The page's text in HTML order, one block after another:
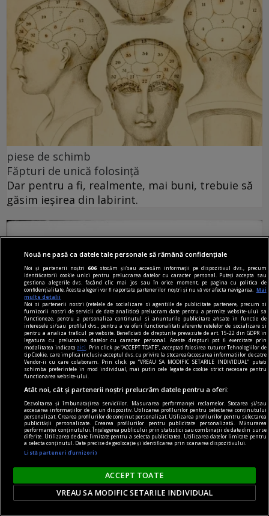
piese de schimb
Făpturi de unică folosință
Dar pentru a fi, realmente, mai buni, trebuie să
găsim ieșirea din labirint.
piese de schimb
Poema centralei
Am găsit-o aici, montată de fostul proprietar, și
va împlini în curînd 22 de ani.
Ana Maria SANDU
Nouă ne pasă ca datele tale personale să rămână confidențiale
Noi și partenerii noștri606 stocăm și/sau accesăm informații pe dispozitivul dvs., precum
identificatorii cookie unici pentru prelucrarea datelor cu caracter personal. Puteți accepta sau
gestiona alegerile dvs. făcând clic mai jos sau în orice moment, pe pagina cu politica de
confidențialitate. Aceste alegeri vor fi raportate partenerilor noștri și nu vă vor afecta navigarea.
Mai
multe detalii
Noi si partenerii nostri (retelele de socializare si agentiile de publicitate partenere, precum si
furnizorii nostri de servicii de date analitice) prelucram date pentru a permite website-ului sa
functioneze, pentru a personaliza continutul si anunturile publicitare afisate in functie de
interesele si/sau profilul dvs., pentru a va oferi functionalitati aferente retelelor de socializare si
pentru a analiza traficul pe website. Beneficiati de drepturile prevazute de art. 15-22 din GDPR in
legatura cu prelucrarea datelor cu caracter personal. Aceste drepturi pot fi exercitate prin
modalitatea indicataaici
. Prin click pe “ACCEPT TOATE”, acceptati folosirea tuturor Tehnologiilor de
tip Cookie, care implica inclusiv acceptul dvs. cu privire la stocarea/accesarea informatiilor de catre
Vendor-ii cu care colaboram. Prin click pe “VREAU SA MODIFIC SETARILE INDIVIDUAL” puteti
schimba preferintele in mod individual, mai putin cele legate de cookie strict necesare pentru
functionarea website-ului.
Atât noi, cât și partenerii noștri prelucrăm datele pentru a oferi:
Dezvoltarea și îmbunătățirea serviciilor. Măsurarea performanței reclamelor. Stocarea și/sau
accesarea informațiilor de pe un dispozitiv. Utilizarea profilurilor pentru selectarea conținutului
personalizat. Crearea profilurilor de conținut personalizat. Utilizarea profilurilor pentru selectarea
publicității personalizate. Crearea profilurilor pentru publicitate personalizată. Măsurarea
performanței conținutului. Înțelegerea publicului prin statistici sau combinații de date din surse
diferite. Utilizarea de date limitate pentru a selecta publicitatea. Utilizarea datelor limitate pentru
a selecta conținutul. Date precise de geolocație și identificarea prin scanarea dispozitivului.
Listă parteneri (furnizori)
ACCEPT TOATE
VREAU SA MODIFIC SETARILE INDIVIDUAL